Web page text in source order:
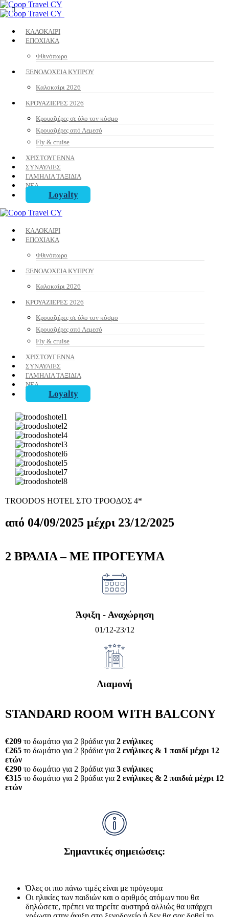
ΚΑΛΟΚΑΙΡΙ
ΕΠΟΧΙΑΚΑ
Φθινόπωρο
ΞΕΝΟΔΟΧΕΙΑ ΚΥΠΡΟΥ
Καλοκαίρι 2026
ΚΡΟΥΑΖΙΕΡΕΣ 2026
Κρουαζιέρες σε όλο τον κόσμο
Κρουαζιέρες από Λεμεσό
Fly & cruise
ΧΡΙΣΤΟΥΓΕΝΝΑ
ΣΥΝΑΥΛΙΕΣ
ΓΑΜΗΛΙΑ ΤΑΞΙΔΙΑ
ΝΕΑ
Loyalty
ΚΑΛΟΚΑΙΡΙ
ΕΠΟΧΙΑΚΑ
Φθινόπωρο
ΞΕΝΟΔΟΧΕΙΑ ΚΥΠΡΟΥ
Καλοκαίρι 2026
ΚΡΟΥΑΖΙΕΡΕΣ 2026
Κρουαζιέρες σε όλο τον κόσμο
Κρουαζιέρες από Λεμεσό
Fly & cruise
ΧΡΙΣΤΟΥΓΕΝΝΑ
ΣΥΝΑΥΛΙΕΣ
ΓΑΜΗΛΙΑ ΤΑΞΙΔΙΑ
ΝΕΑ
Loyalty
TROODOS HOTEL ΣΤO ΤΡΟΟΔΟΣ 4*
από 04/09/2025 μέχρι 23/12/2025
2 ΒΡΑΔΙΑ – ΜΕ ΠΡΟΓΕΥΜΑ
Άφιξη - Αναχώρηση
01/12-23/12
Διαμονή
STANDARD ROOM WITH BALCONY
€209 το δωμάτιο για 2 βράδια για 2 ενήλικες
€265 το δωμάτιο για 2 βράδια για 2 ενήλικες & 1 παιδί μέχρι 12
ετών
€290 το δωμάτιο για 2 βράδια για 3 ενήλικες
€315 το δωμάτιο για 2 βράδια για 2 ενήλικες & 2 παιδιά μέχρι 12
ετών
Σημαντικές σημειώσεις:
Όλες οι πιο πάνω τιμές είναι με πρόγευμα
Οι ηλικίες των παιδιών και ο αριθμός ατόμων που θα
δηλώσετε, πρέπει να τηρείτε αυστηρά αλλιώς θα υπάρχει